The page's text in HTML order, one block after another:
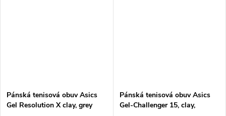
Pánská tenisová obuv Asics
Gel Resolution X clay, grey
Pánská tenisová obuv Asics
Gel-Challenger 15, clay,